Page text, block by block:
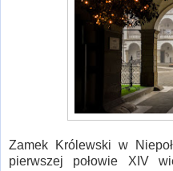
Zamek Królewski w
pierwszej połowie XIV